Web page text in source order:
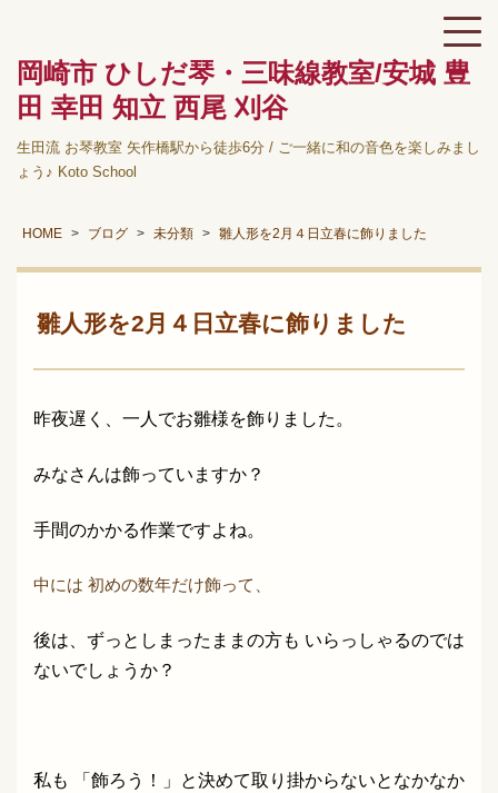
岡崎市 ひしだ琴・三味線教室/安城 豊
田 幸田 知立 西尾 刈谷
生田流 お琴教室 矢作橋駅から徒歩6分 / ご一緒に和の音色を楽しみまし
ょう♪ Koto School
HOME ブログ 未分類 雛人形を2月４日立春に飾りました
雛人形を2月４日立春に飾りました
昨夜遅く、一人でお雛様を飾りました。
みなさんは飾っていますか？
手間のかかる作業ですよね。
中には 初めの数年だけ飾って、
後は、ずっとしまったままの方も いらっしゃるのでは
ないでしょうか？
私も 「飾ろう！」と決めて取り掛からないとなかなか